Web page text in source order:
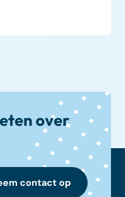
over
contact op